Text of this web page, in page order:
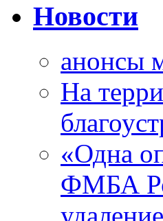
Новости
анонсы
На
«Одна
ФМБА